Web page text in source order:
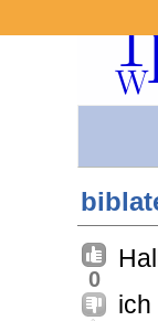
0
ich